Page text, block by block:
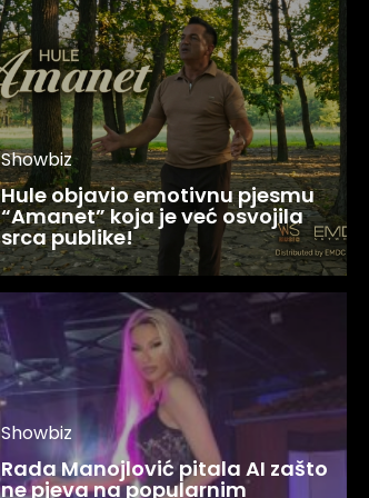
Showbiz
Hule objavio emotivnu pjesmu
“Amanet” koja je već osvojila
srca publike!
Showbiz
Rada Manojlović pitala AI zašto
ne pjeva na popularnim